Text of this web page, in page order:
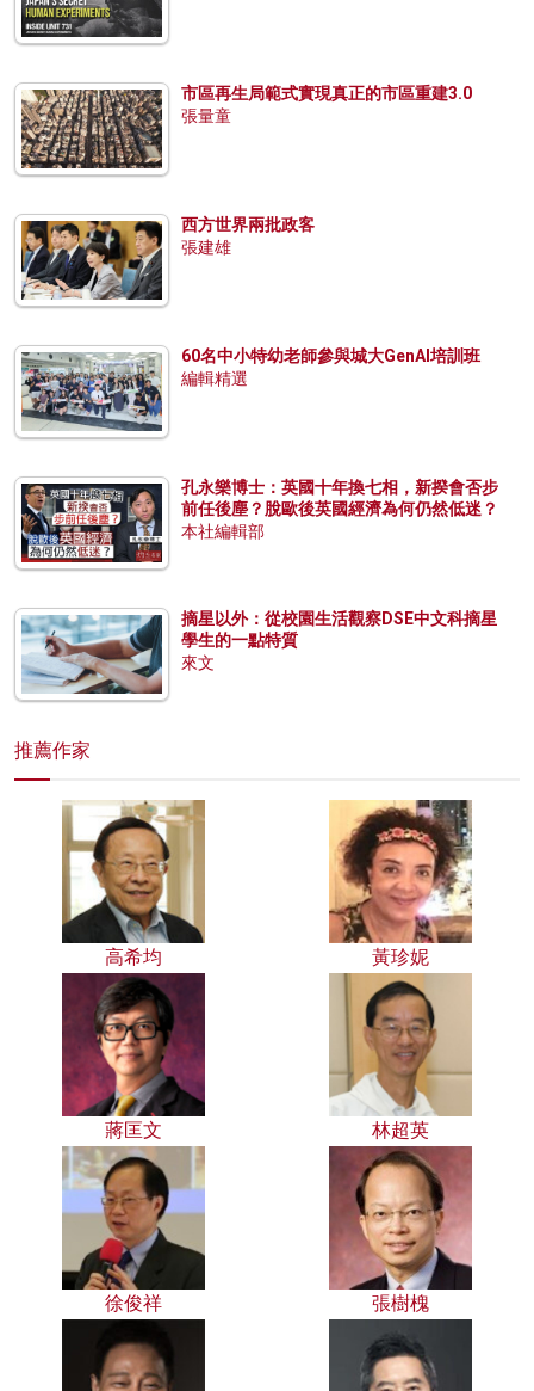
市區再生局範式實現真正的市區重建3.0
張量童
西方世界兩批政客
張建雄
60名中小特幼老師參與城大GenAI培訓班
編輯精選
孔永樂博士：英國十年換七相，新揆會否步
前任後塵？脫歐後英國經濟為何仍然低迷？
本社編輯部
摘星以外：從校園生活觀察DSE中文科摘星
學生的一點特質
來文
推薦作家
高希均 黃珍妮
蔣匡文 林超英
徐俊祥 張樹槐